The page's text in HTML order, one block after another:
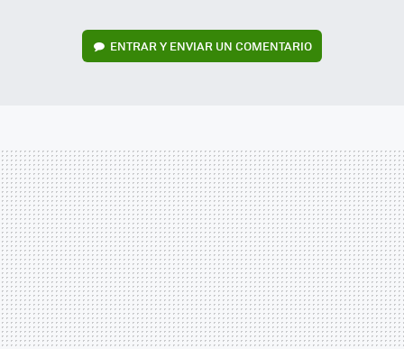
ENTRAR Y ENVIAR UN COMENTARIO